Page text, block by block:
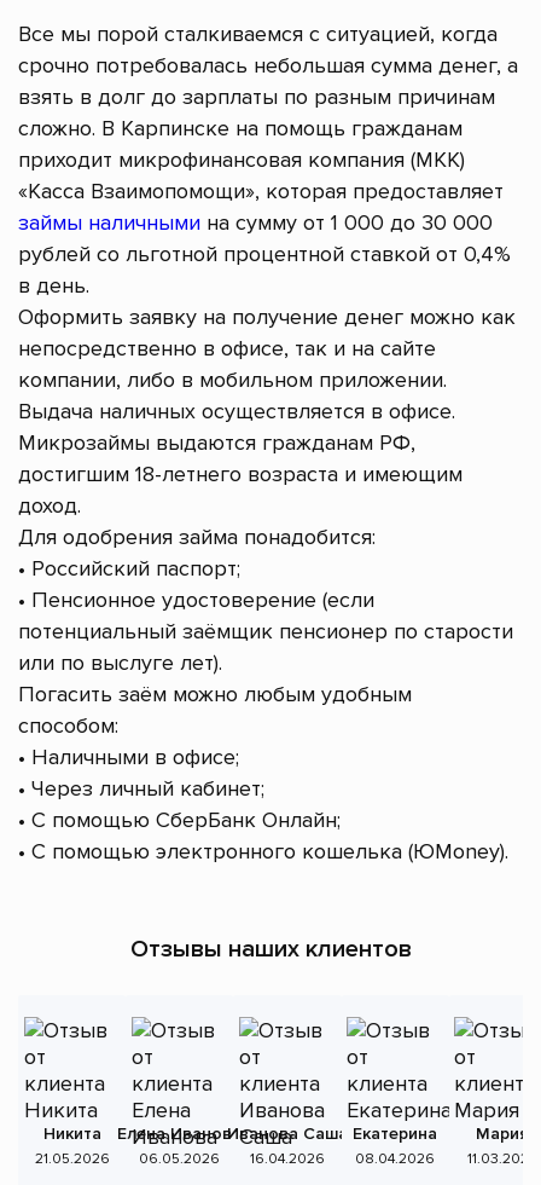
Все мы порой сталкиваемся с ситуацией, когда
срочно потребовалась небольшая сумма денег, а
взять в долг до зарплаты по разным причинам
сложно. В Карпинске на помощь гражданам
приходит микрофинансовая компания (МКК)
«Касса Взаимопомощи», которая предоставляет
займы наличными на сумму от 1 000 до 30 000
рублей со льготной процентной ставкой от 0,4%
в день.
Оформить заявку на получение денег можно как
непосредственно в офисе, так и на сайте
компании, либо в мобильном приложении.
Выдача наличных осуществляется в офисе.
Микрозаймы выдаются гражданам РФ,
достигшим 18-летнего возраста и имеющим
доход.
Для одобрения займа понадобится:
• Российский паспорт;
• Пенсионное удостоверение (если
потенциальный заёмщик пенсионер по старости
или по выслуге лет).
Погасить заём можно любым удобным
способом:
• Наличными в офисе;
• Через личный кабинет;
• С помощью СберБанк Онлайн;
• С помощью электронного кошелька (ЮMoney).
Отзывы наших клиентов
Никита
21.05.2026
Елена Иванова
06.05.2026
Иванова Саша
16.04.2026
Екатерина
08.04.2026
Мария
11.03.2026